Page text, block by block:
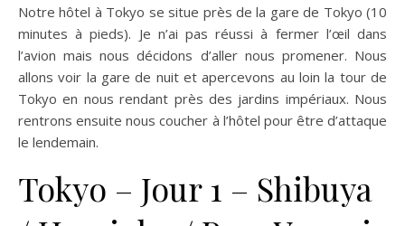
Notre hôtel à Tokyo se situe près de la gare de Tokyo (10
minutes à pieds). Je n’ai pas réussi à fermer l’œil dans
l’avion mais nous décidons d’aller nous promener. Nous
allons voir la gare de nuit et apercevons au loin la tour de
Tokyo en nous rendant près des jardins impériaux. Nous
rentrons ensuite nous coucher à l’hôtel pour être d’attaque
le lendemain.
Tokyo – Jour 1 – Shibuya